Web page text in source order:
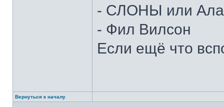
- СЛОНЫ или
- Фил Вилсон
Если ещё что
Вернуться к началу